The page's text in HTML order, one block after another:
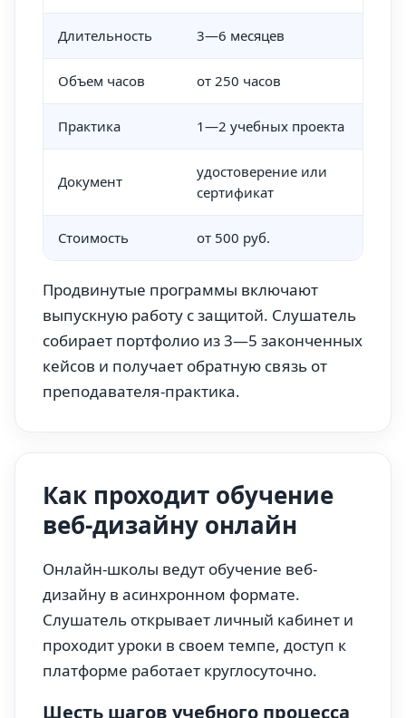
Длительность 3—6 месяцев
Объем часов от 250 часов
Практика 1—2 учебных проекта
Документ
удостоверение или
сертификат
Стоимость от 500 руб.
Продвинутые программы включают
выпускную работу с защитой. Слушатель
собирает портфолио из 3—5 законченных
кейсов и получает обратную связь от
преподавателя-практика.
Как проходит обучение
веб-дизайну онлайн
Онлайн-школы ведут обучение веб-
дизайну в асинхронном формате.
Слушатель открывает личный кабинет и
проходит уроки в своем темпе, доступ к
платформе работает круглосуточно.
Шесть шагов учебного процесса